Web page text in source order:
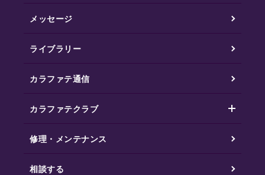
メッセージ
ライブラリー
カラファテ通信
カラファテクラブ
修理・メンテナンス
相談する